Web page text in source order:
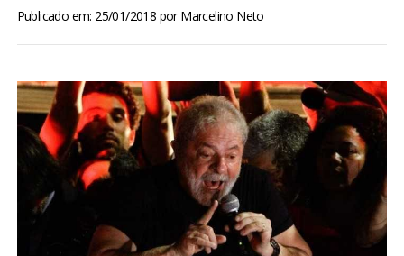
BRASIL
MUNDO
ESPORTES
ENTRETENIMENTO
Publicado em: 25/01/2018 porMarcelino Neto